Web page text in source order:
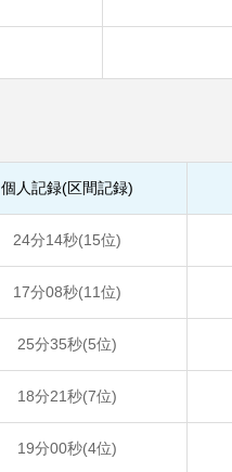
個人記録(区間記録)
24分14秒(15位)
17分08秒(11位)
25分35秒(5位)
18分21秒(7位)
19分00秒(4位)